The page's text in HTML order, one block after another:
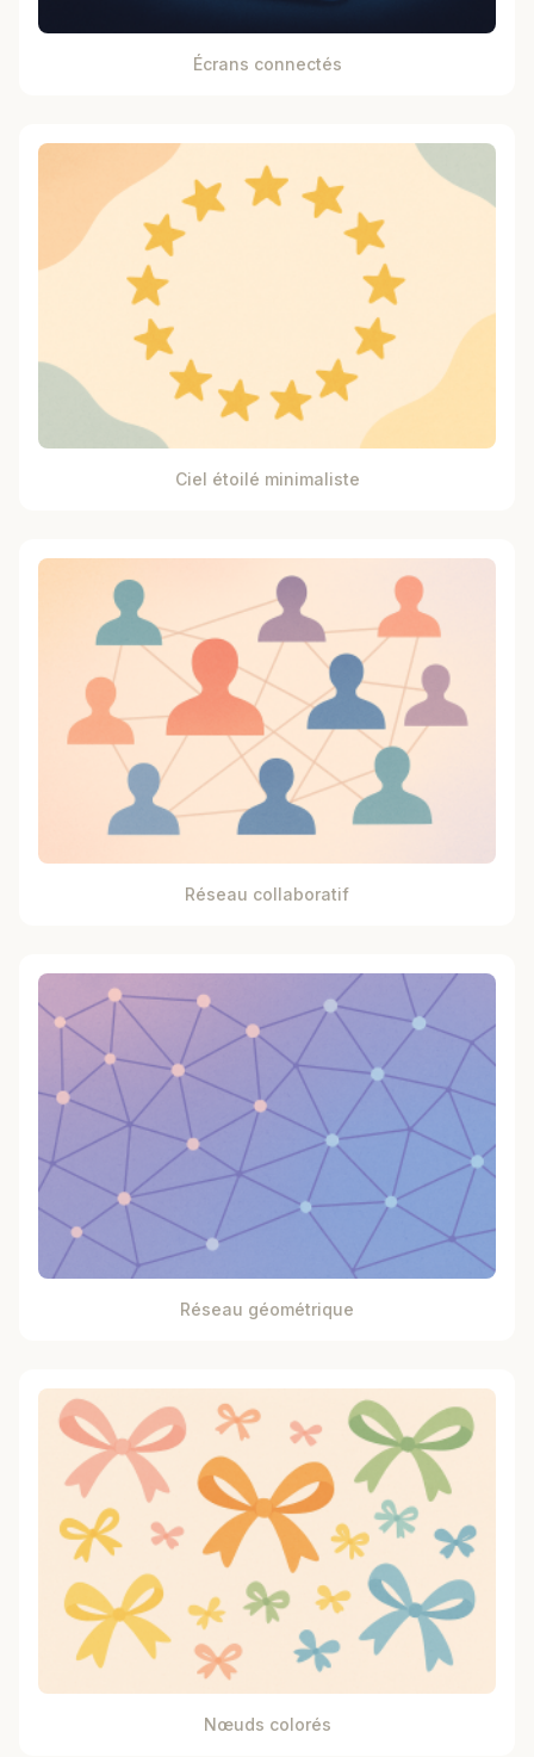
Écrans connectés
Ciel étoilé minimaliste
Réseau collaboratif
Réseau géométrique
Nœuds colorés